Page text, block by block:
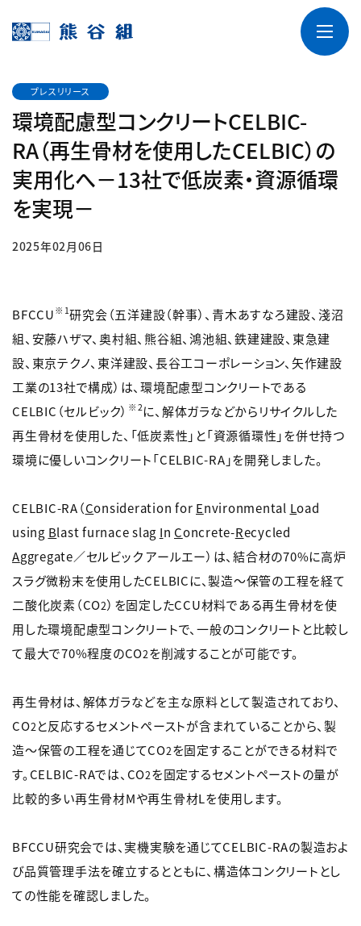
プレスリリース
環境配慮型コンクリートCELBIC-
RA（再生骨材を使用したCELBIC）の
実用化へ－13社で低炭素・資源循環
を実現－
2025年02月06日
BFCCU ※1研究会（五洋建設（幹事）、青木あすなろ建設、淺沼
組、安藤ハザマ、奥村組、熊谷組、鴻池組、鉄建建設、東急建
設、東京テクノ、東洋建設、長谷工コーポレーション、矢作建設
工業の13社で構成）は、環境配慮型コンクリートである
CELBIC（セルビック） ※2に、解体ガラなどからリサイクルした
再生骨材を使用した、「低炭素性」と「資源循環性」を併せ持つ
環境に優しいコンクリート「CELBIC-RA」を開発しました。
CELBIC-RA（Consideration for Environmental Load
using Blast furnace slag In Concrete-Recycled
Aggregate／セルビック アールエー）は、結合材の70%に高炉
スラグ微粉末を使用したCELBICに、製造～保管の工程を経て
二酸化炭素（CO2）を固定したCCU材料である再生骨材を使
用した環境配慮型コンクリートで、一般のコンクリートと比較し
て最大で70%程度のCO2を削減することが可能です。
再生骨材は、解体ガラなどを主な原料として製造されており、
CO2と反応するセメントペーストが含まれていることから、製
造～保管の工程を通じてCO2を固定することができる材料で
す。CELBIC-RAでは、CO2を固定するセメントペーストの量が
比較的多い再生骨材Mや再生骨材Lを使用します。
BFCCU研究会では、実機実験を通じてCELBIC-RAの製造およ
び品質管理手法を確立するとともに、構造体コンクリートとし
ての性能を確認しました。